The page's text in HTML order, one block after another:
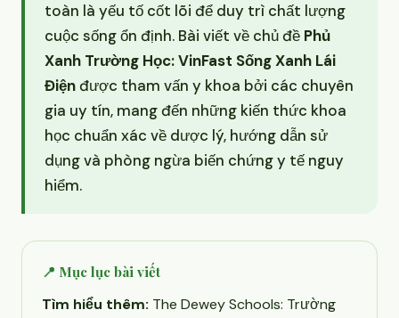
toàn là yếu tố cốt lõi để duy trì chất lượng
cuộc sống ổn định. Bài viết về chủ đề Phủ
Xanh Trường Học: VinFast Sống Xanh Lái
Điệnđược tham vấn y khoa bởi các chuyên
gia uy tín, mang đến những kiến thức khoa
học chuẩn xác về dược lý, hướng dẫn sử
dụng và phòng ngừa biến chứng y tế nguy
hiểm.
📍 Mục lục bài viết
Tìm hiểu thêm: The Dewey Schools: Trường